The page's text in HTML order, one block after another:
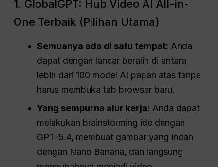
1. GlobalGPT: Hub Video AI All-in-
One Terbaik (Pilihan Utama)
Semuanya ada di satu tempat: Anda
dapat dengan lancar beralih di antara
lebih dari 100 model AI papan atas tanpa
harus membuka tab browser baru.
Yang sempurna alur kerja: Anda dapat
melakukan brainstorming ide dengan
GPT-5.4, membuat gambar yang indah
dengan Nano Banana, dan langsung